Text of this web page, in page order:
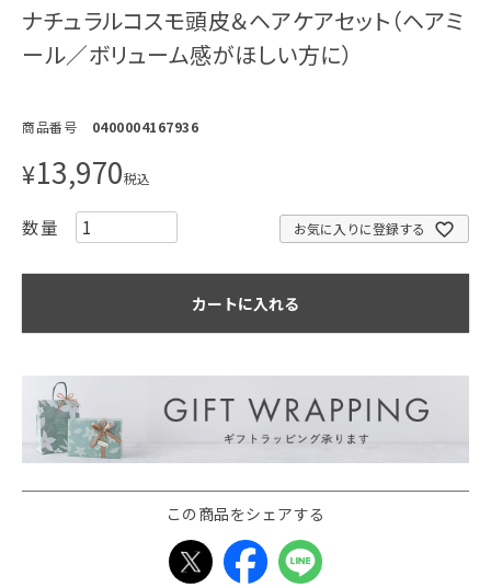
ナチュラルコスモ頭皮＆ヘアケアセット（ヘアミ
ール／ボリューム感がほしい方に）
商品番号 0400004167936
¥13,970税込
お気に入りに登録する
カートに入れる
この商品をシェアする